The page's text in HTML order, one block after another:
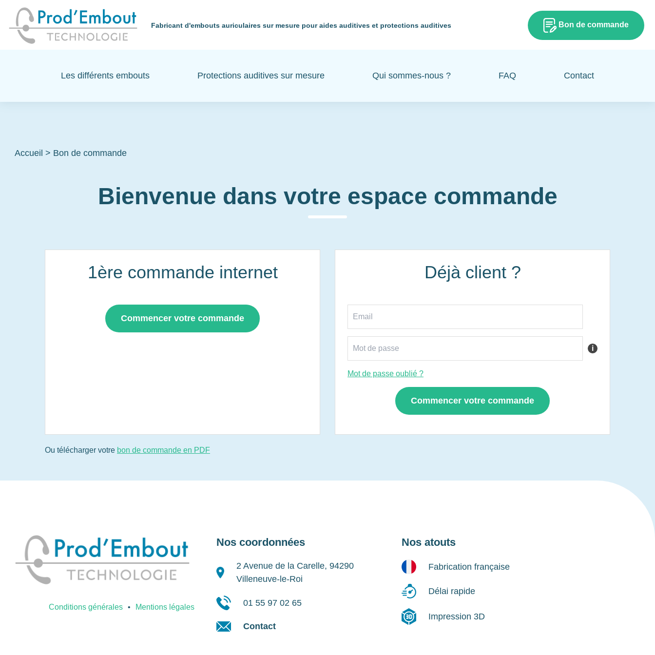
Fabricant d'embouts auriculaires sur mesure pour aides auditives et protections auditives Bon de commande
Les différents embouts Protections auditives sur mesure Qui sommes-nous ? FAQ Contact
Accueil > Bon de commande
Bienvenue dans votre espace commande
1ère commande internet
Commencer votre commande
Déjà client ?
i
Mot de passe oublié ?
Ou télécharger votre bon de commande en PDF
Conditions générales Mentions légales
Nos coordonnées
2 Avenue de la Carelle, 94290
Villeneuve-le-Roi
01 55 97 02 65
Contact
Nos atouts
Fabrication française
Délai rapide
Impression 3D